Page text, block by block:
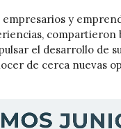
y
compartieron
el desarrollo de
de cerca nuevas